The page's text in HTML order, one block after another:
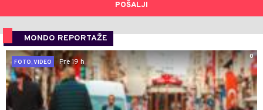
POŠALJI
MONDO REPORTAŽE
0
FOTO, VIDEO
Pre 19 h